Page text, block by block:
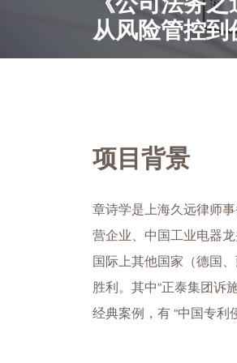
从风险管控
项目背景
章诗学是上海久远律师
营企业、中国工业电器
国际上其他国家（德国
胜利。其中“正泰集团诉
经典案例，有 “中国专利